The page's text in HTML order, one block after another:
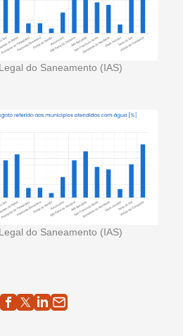
do Saneamento (IAS)
do Saneamento (IAS)